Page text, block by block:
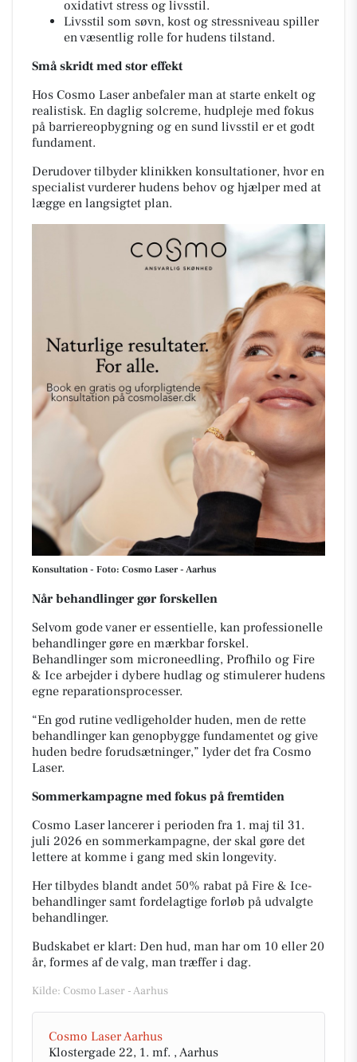
oxidativt stress og livsstil.
Livsstil som søvn, kost og stressniveau spiller
en væsentlig rolle for hudens tilstand.
Små skridt med stor effekt
Hos Cosmo Laser anbefaler man at starte enkelt og
realistisk. En daglig solcreme, hudpleje med fokus
på barriereopbygning og en sund livsstil er et godt
fundament.
Derudover tilbyder klinikken konsultationer, hvor en
specialist vurderer hudens behov og hjælper med at
lægge en langsigtet plan.
Konsultation - Foto: Cosmo Laser - Aarhus
Når behandlinger gør forskellen
Selvom gode vaner er essentielle, kan professionelle
behandlinger gøre en mærkbar forskel.
Behandlinger som microneedling, Profhilo og Fire
& Ice arbejder i dybere hudlag og stimulerer hudens
egne reparationsprocesser.
“En god rutine vedligeholder huden, men de rette
behandlinger kan genopbygge fundamentet og give
huden bedre forudsætninger,” lyder det fra Cosmo
Laser.
Sommerkampagne med fokus på fremtiden
Cosmo Laser lancerer i perioden fra 1. maj til 31.
juli 2026 en sommerkampagne, der skal gøre det
lettere at komme i gang med skin longevity.
Her tilbydes blandt andet 50% rabat på Fire & Ice-
behandlinger samt fordelagtige forløb på udvalgte
behandlinger.
Budskabet er klart: Den hud, man har om 10 eller 20
år, formes af de valg, man træffer i dag.
Kilde: Cosmo Laser - Aarhus
Cosmo Laser Aarhus
Klostergade 22, 1. mf. , Aarhus